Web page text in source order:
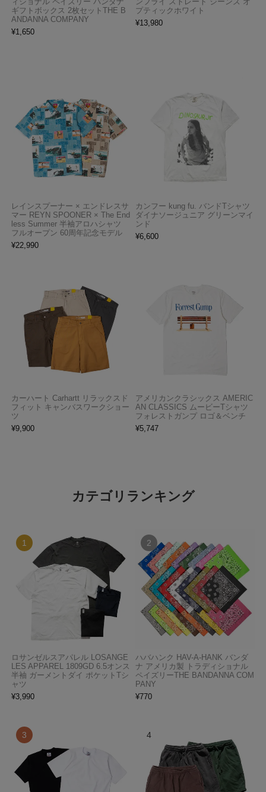
ギフトボックス 2枚セットTHE B
ANDANNA COMPANY
¥1,650
プティックホワイト
¥13,980
レインスプーナー × エンドレスサ
マー REYN SPOONER × The End
less Summer 半袖アロハシャツ
フルオープン 60周年記念モデル
¥22,990
カンフー kung fu. バンドTシャツ
ダイナソージュニア グリーンマイ
ンド
¥6,600
カーハート Carhartt リラックスド
フィット キャンバスワークショー
ツ
¥9,900
アメリカンクラシックス AMERIC
AN CLASSICS ムービーTシャツ
フォレストガンプ ロゴ＆ベンチ
¥5,747
カテゴリランキング
ロサンゼルスアパレル LOSANGE
LES APPAREL 1809GD 6.5オンス
半袖 ガーメントダイ ポケットTシ
ャツ
¥3,990
ハバハンク HAV-A-HANK バンダ
ナ アメリカ製 トラディショナル
ペイズリーTHE BANDANNA COM
PANY
¥770